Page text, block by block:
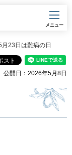
メニュー
月23日は難病の日
公開日：2026年5月8日